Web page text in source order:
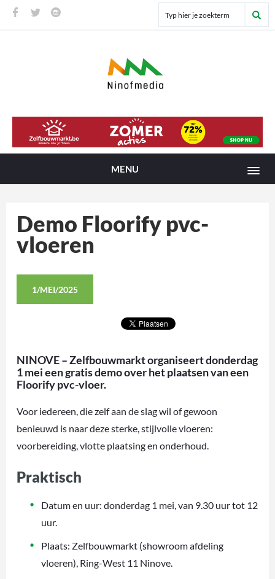
MENU
Demo Floorify pvc-
vloeren
1/MEI/2025
NINOVE – Zelfbouwmarkt organiseert donderdag
1 mei een gratis demo over het plaatsen van een
Floorify pvc-vloer.
Voor iedereen, die zelf aan de slag wil of gewoon
benieuwd is naar deze sterke, stijlvolle vloeren:
voorbereiding, vlotte plaatsing en onderhoud.
Praktisch
Datum en uur: donderdag 1 mei, van 9.30 uur tot 12
uur.
Plaats: Zelfbouwmarkt (showroom afdeling
vloeren), Ring-West 11 Ninove.